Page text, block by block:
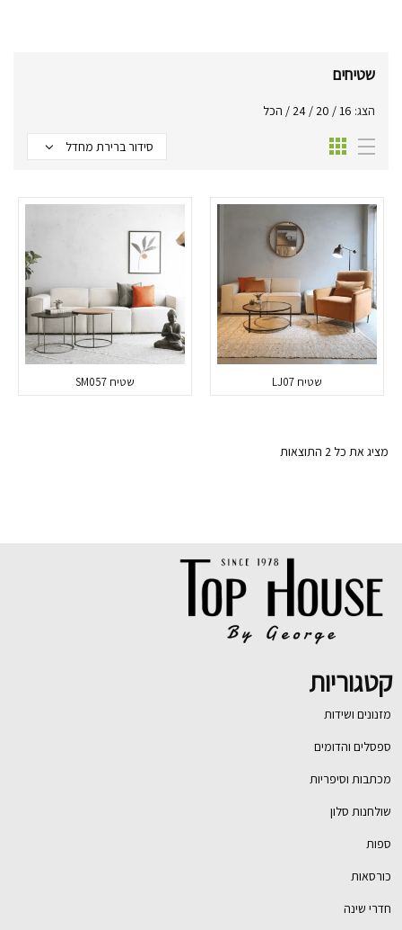
שטיחים
הצג:16
/
20
/
24
/ הכל
שטיח LJ07‏ שטיח SM057‏
מציג את כל 2 התוצאות
קטגוריות
מזנונים ושידות
ספסלים והדומים
מכתבות וסיפריות
שולחנות סלון
ספות
כורסאות
חדרי שינה